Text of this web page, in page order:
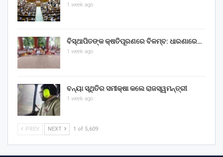
1 week ago
ବିସ୍ଥାପିତଙ୍କ କ୍ଷତିପୂରଣରେ ବିଳମ୍ବ: ଧାରଣାରେ…
1 week ago
ବନ୍ୟା ସ୍ଥିତିର ସମୀକ୍ଷା କଲେ ରାଜସ୍ୱମନ୍ତ୍ରୀ
1 week ago
PREV NEXT 1 of 5,609